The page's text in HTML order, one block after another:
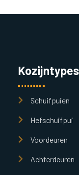
Kozijntypes
Schuifpuien
Hefschuifpui
Voordeuren
Achterdeuren